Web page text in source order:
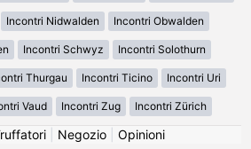
Incontri Nidwalden Incontri Obwalden
Incontri Schwyz Incontri Solothurn
Thurgau Incontri Ticino Incontri Uri
Vaud Incontri Zug Incontri Zürich
| Negozio| Opinioni